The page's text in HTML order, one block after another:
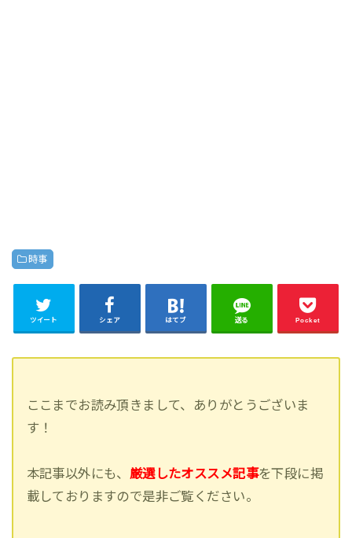
時事
ツイート シェア はてブ 送る Pocket
ここまでお読み頂きまして、ありがとうございま
す！
本記事以外にも、 厳選したオススメ記事を下段に掲
載しておりますので是非ご覧ください。